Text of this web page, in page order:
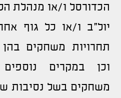
הכדורסל ו/או מנהלת
יול"ב ו/או כל גוף
תחרויות משחקים
וכן במקרים
משחקים בשל נסיבות